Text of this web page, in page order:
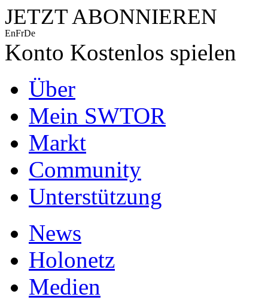
JETZT ABONNIEREN
EnFrDe
Konto Kostenlos spielen
Über
Mein SWTOR
Markt
Community
Unterstützung
News
Holonetz
Medien